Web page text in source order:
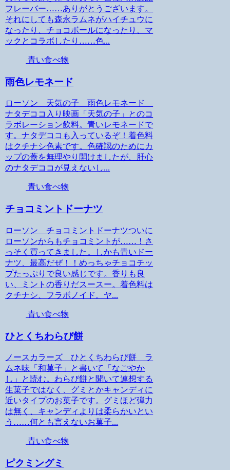
フレーバー……ありがとうございます。
それにしても森永ラムネがハイチュウに
なったり、チョコボールになったり、マ
ックとコラボしたり……色...
青い食べ物
雨色レモネード
ローソン 天気の子 雨色レモネード
ナタデココ入り映画「天気の子」とのコ
ラボレーション飲料。青いレモネードで
す。ナタデココも入っているぞ！着色料
はクチナシ色素です。色確認のためにカ
ップの蓋を無理やり開けましたが、肝心
のナタデココが見えないし...
青い食べ物
チョコミントドーナツ
ローソン チョコミントドーナツついに
ローソンからもチョコミントが……！さ
っそく買ってきました。しかも青いドー
ナツ、最高だぜ！！めっちゃチョコチッ
プたっぷりで良い感じです。香りも良
い、ミントの香りだスースー。着色料は
クチナシ、フラボノイド。ヤ...
青い食べ物
ひとくちわらび餅
ノースカラーズ ひとくちわらび餅 ラ
ムネ味「和菓子」と書いて「なごやか
し」と読む。わらび餅と聞いて連想する
生菓子ではなく、グミとかキャンディに
近いタイプのお菓子です。グミほど弾力
は無く、キャンディよりは柔らかいとい
う……何とも言えないお菓子...
青い食べ物
ピクミングミ